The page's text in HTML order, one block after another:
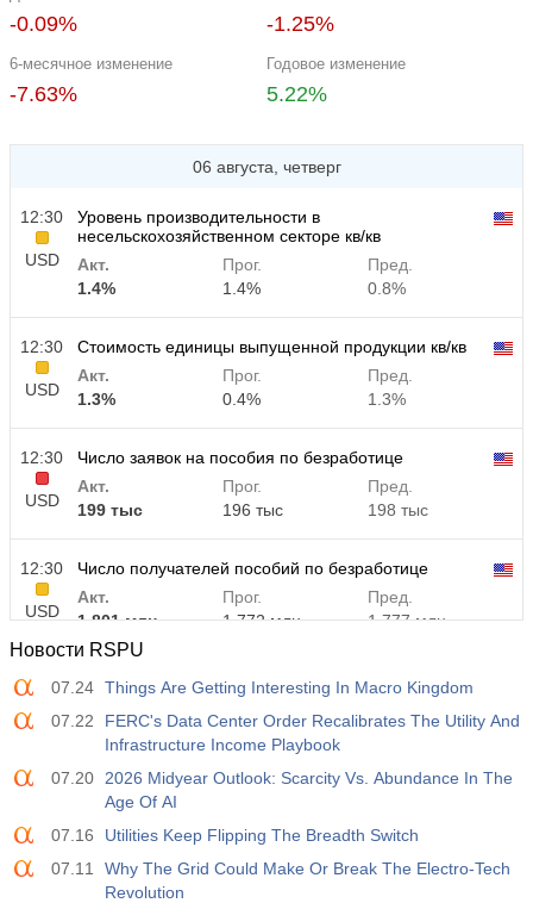
-0.09% -1.25%
6-месячное изменение
-7.63%
Годовое изменение
5.22%
06 августа, четверг
12:30
USD
Уровень производительности в
несельскохозяйственном секторе кв/кв
Акт.
1.4%
Прог.
1.4%
Пред.
0.8%
12:30
USD
Стоимость единицы выпущенной продукции кв/кв
Акт.
1.3%
Прог.
0.4%
Пред.
1.3%
12:30
USD
Число заявок на пособия по безработице
Акт.
199 тыс
Прог.
196 тыс
Пред.
198 тыс
12:30
USD
Число получателей пособий по безработице
Акт.
1.801 млн
Прог.
1.772 млн
Пред.
1.777 млн
Новости RSPU
07.24 Things Are Getting Interesting In Macro Kingdom
07.22
FERC's Data Center Order Recalibrates The Utility And
Infrastructure Income Playbook
07.20
2026 Midyear Outlook: Scarcity Vs. Abundance In The
Age Of AI
07.16
Utilities Keep Flipping The Breadth Switch
07.11
Why The Grid Could Make Or Break The Electro-Tech
Revolution